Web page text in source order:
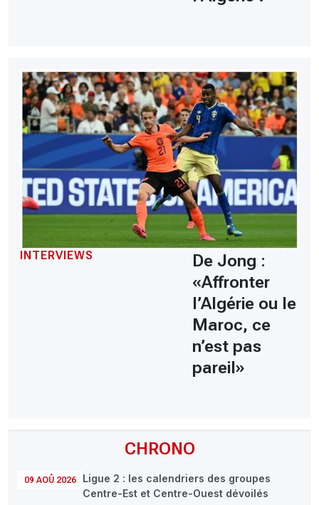
CHRONO
09 AOÛ 2026
Ligue 2 : les calendriers des groupes
Centre-Est et Centre-Ouest dévoilés
INTERVIEWS
De Jong :
«Affronter
l’Algérie ou le
Maroc, ce
n’est pas
pareil»